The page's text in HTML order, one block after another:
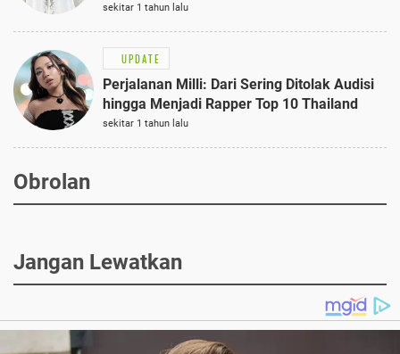
Semi-Formal
sekitar 1 tahun lalu
UPDATE
Perjalanan Milli: Dari Sering Ditolak Audisi
hingga Menjadi Rapper Top 10 Thailand
sekitar 1 tahun lalu
Obrolan
Jangan Lewatkan